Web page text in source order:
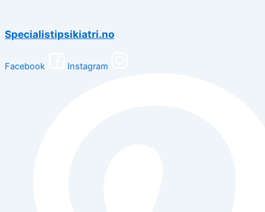
Specialistipsikiatri.no
Facebook Instagram